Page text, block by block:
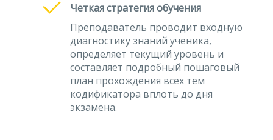
Четкая стратегия обучения
Преподаватель проводит входную
диагностику знаний ученика,
определяет текущий уровень и
составляет подробный пошаговый
план прохождения всех тем
кодификатора вплоть до дня
экзамена.